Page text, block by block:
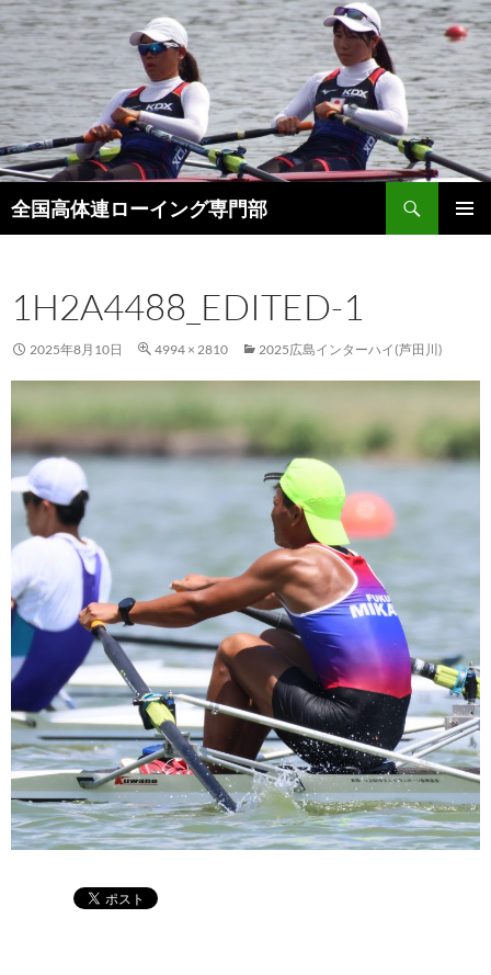
全国高体連ローイング専門部
検
索
ン
ツ
へ
ッ
1H2A4488_EDITED-1
2025年8月10日 4994 × 2810 2025広島インターハイ(芦田川)